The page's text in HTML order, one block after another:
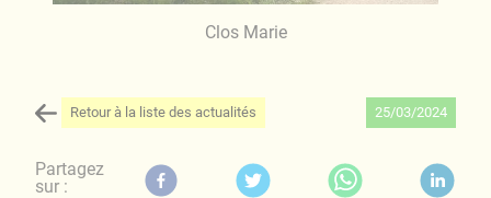
Clos Marie
Retour à la liste des actualités 25/03/2024
Partagez
sur :